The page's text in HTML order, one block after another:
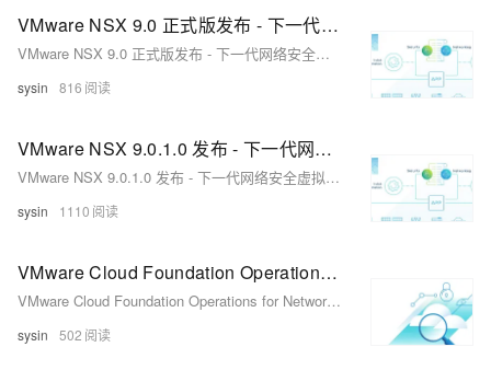
VMware NSX 9.0 正式版发布 - 下一代网络安全虚拟化平台
VMware NSX 9.0 正式版发布 - 下一代网络安全虚拟化平台
sysin 816
VMware NSX 9.0.1.0 发布 - 下一代网络安全虚拟化平台
VMware NSX 9.0.1.0 发布 - 下一代网络安全虚拟化平台
sysin 1110
VMware Cloud Foundation Operations for Networks 9.0.1.0 发布 - 云网络监控与分析
VMware Cloud Foundation Operations for Networks 9.0.1.0 发布 - 云网络监控与分析
sysin 502